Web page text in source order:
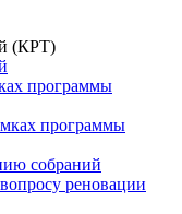
(КРТ)
программы
программы
собраний
реновации